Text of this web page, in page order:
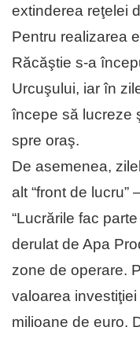
extinderea reţelei
Pentru realizarea
Răcăştie s-a
Urcuşului, iar în
începe să lucreze
spre oraş.
De asemenea,
alt “front de lucru”
“Lucrările fac
derulat de Apa
zone de operare.
valoarea
milioane de euro.